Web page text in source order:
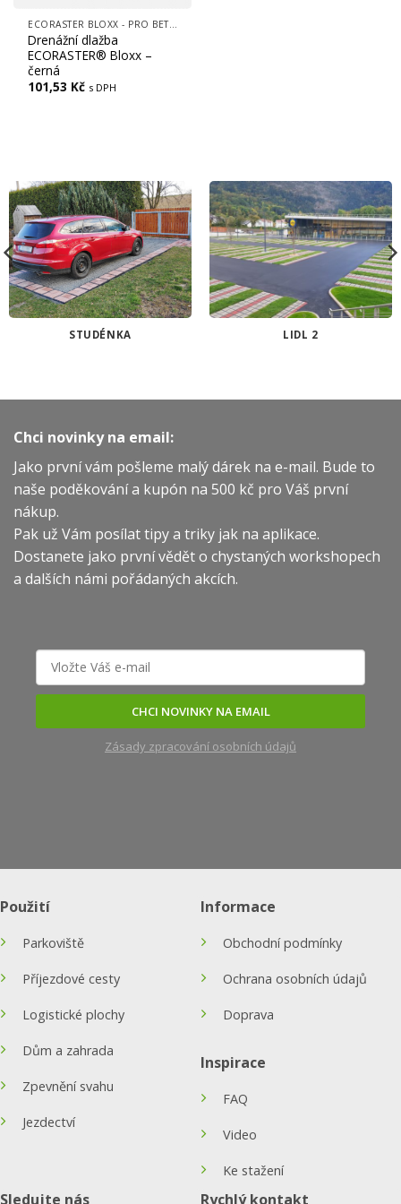
ECORASTER BLOXX - PRO BETONOVOU VÝPLŇ, FREKVENTOVANÉ PLOCHY, CESTY, LOGISTICKÁ CENTRA
Drenážní dlažba
ECORASTER® Bloxx –
černá
101,53 Kč s DPH
STUDÉNKA LIDL 2
Chci novinky na email:
Jako první vám pošleme malý dárek na e-mail. Bude to
naše poděkování a kupón na 500 kč pro Váš první
nákup.
Pak už Vám posílat tipy a triky jak na aplikace.
Dostanete jako první vědět o chystaných workshopech
a dalších námi pořádaných akcích.
CHCI NOVINKY NA EMAIL
Zásady zpracování osobních údajů
Použití
Parkoviště
Příjezdové cesty
Logistické plochy
Dům a zahrada
Zpevnění svahu
Jezdectví
Informace
Obchodní podmínky
Ochrana osobních údajů
Doprava
Inspirace
FAQ
Video
Ke stažení
Sledujte nás Rychlý kontakt